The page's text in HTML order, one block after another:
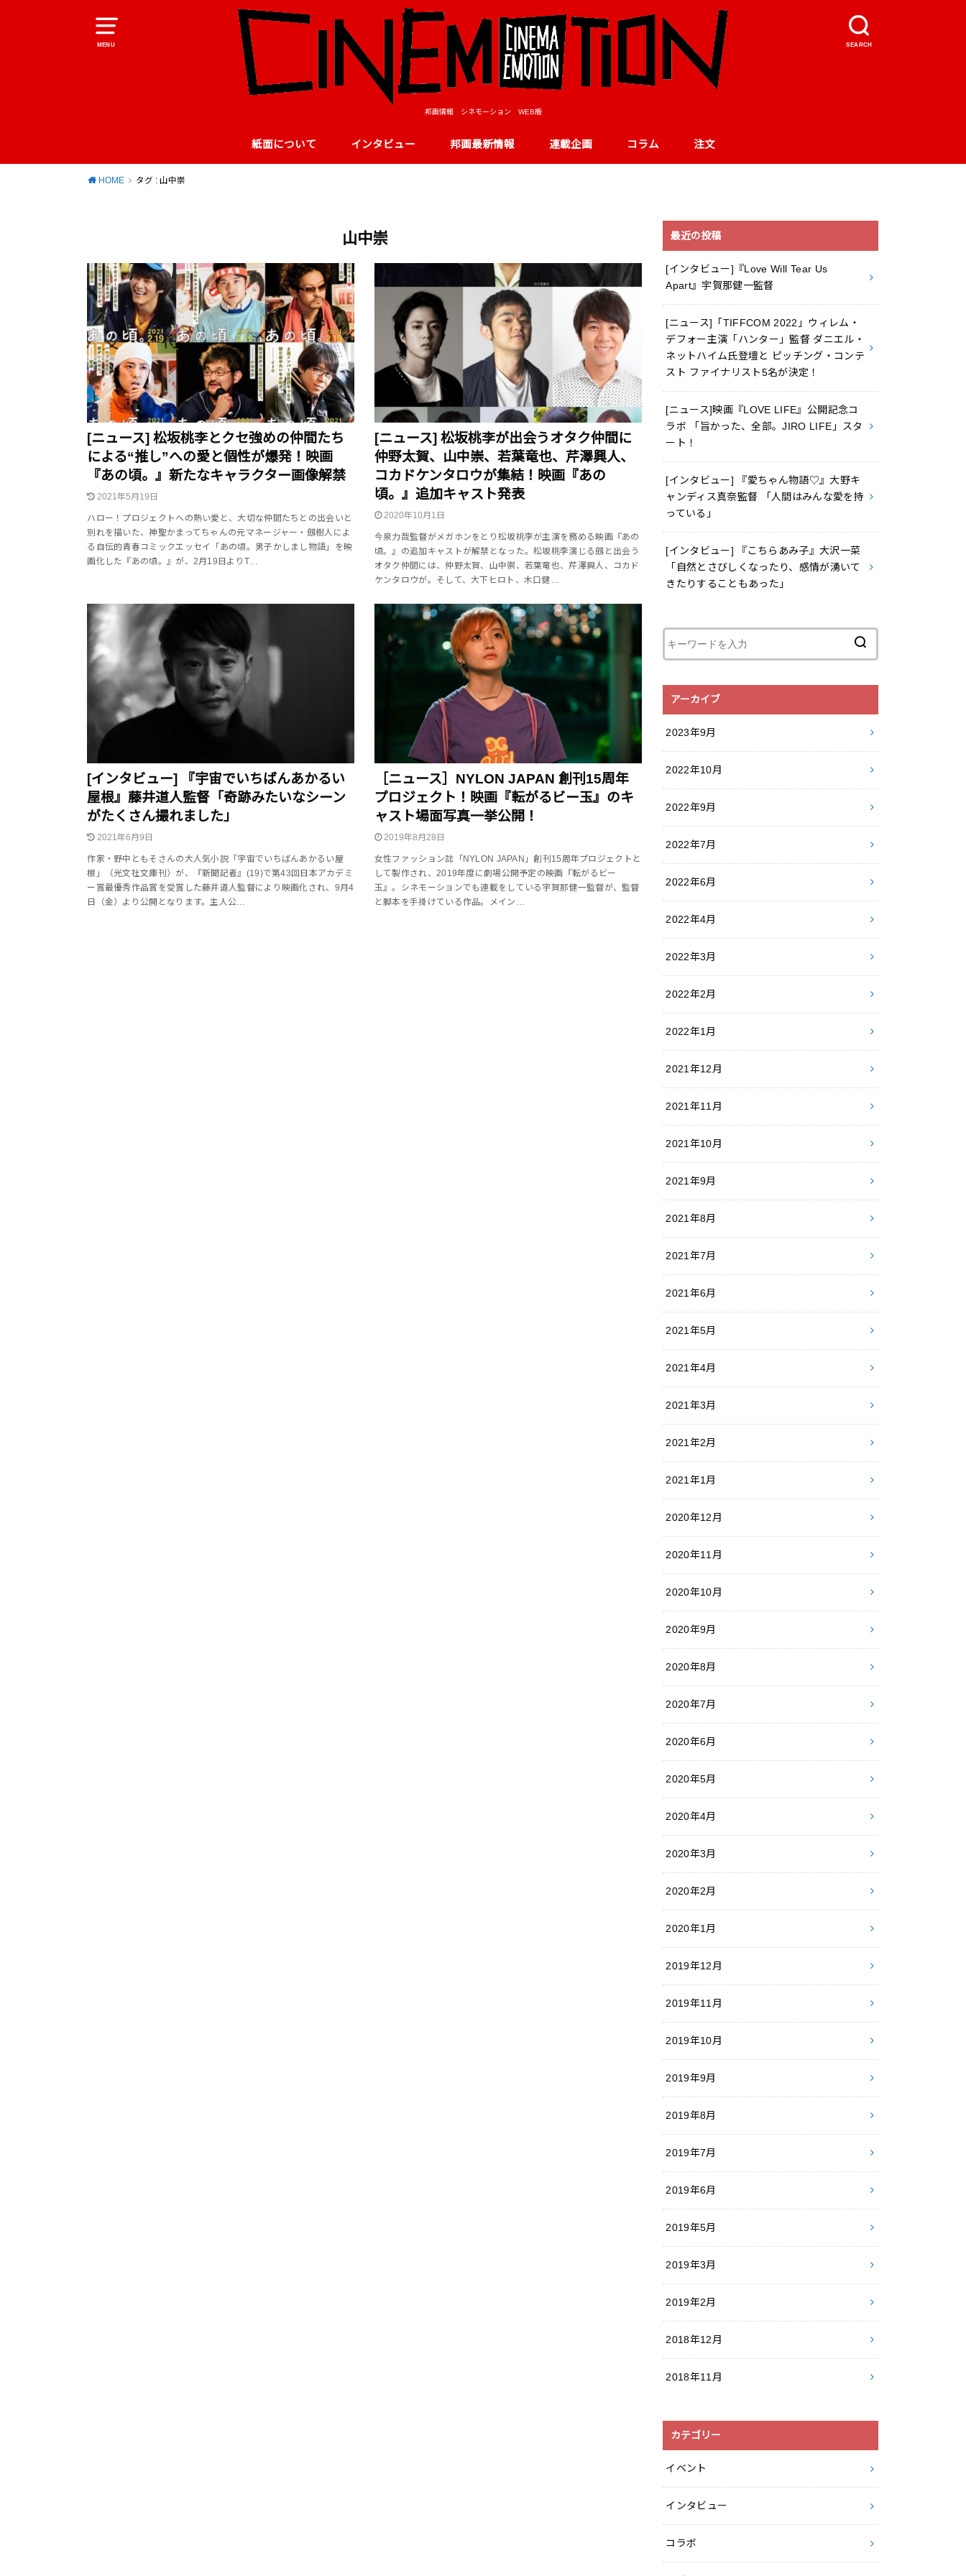
MENU SEARCH
邦画情報 シネモーション WEB版
紙面について インタビュー 邦画最新情報 連載企画 コラム 注文
HOME タグ : 山中崇
山中崇
[ニュース] 松坂桃李とクセ強めの仲間たち
による“推し”への愛と個性が爆発！映画
『あの頃。』新たなキャラクター画像解禁
2021年5月19日
ハロー！プロジェクトへの熱い愛と、大切な仲間たちとの出会いと
別れを描いた、神聖かまってちゃんの元マネージャー・劔樹人によ
る自伝的青春コミックエッセイ「あの頃。男子かしまし物語」を映
画化した『あの頃。』が、2月19日よりT…
[ニュース] 松坂桃李が出会うオタク仲間に
仲野太賀、山中崇、若葉竜也、芹澤興人、
コカドケンタロウが集結！映画『あの
頃。』追加キャスト発表
2020年10月1日
今泉力哉監督がメガホンをとり松坂桃李が主演を務める映画『あの
頃。』の追加キャストが解禁となった。松坂桃李演じる劔と出会う
オタク仲間には、仲野太賀、山中崇、若葉竜也、芹澤興人、コカド
ケンタロウが。そして、大下ヒロト、木口健…
[インタビュー] 『宇宙でいちばんあかるい
屋根』藤井道人監督「奇跡みたいなシーン
がたくさん撮れました」
2021年6月9日
作家・野中ともそさんの大人気小説「宇宙でいちばんあかるい屋
根」（光文社文庫刊）が、『新聞記者』(19)で第43回日本アカデミ
ー賞最優秀作品賞を受賞した藤井道人監督により映画化され、9月4
日（金）より公開となります。主人公…
［ニュース］NYLON JAPAN 創刊15周年
プロジェクト！映画『転がるビー玉』のキ
ャスト場面写真一挙公開！
2019年8月28日
女性ファッション誌「NYLON JAPAN」創刊15周年プロジェクトと
して製作され、2019年度に劇場公開予定の映画『転がるビー
玉』。シネモーションでも連載をしている宇賀那健一監督が、監督
と脚本を手掛けている作品。メイン…
最近の投稿
[インタビュー]『Love Will Tear Us
Apart』宇賀那健一監督
[ニュース]「TIFFCOM 2022」ウィレム・
デフォー主演「ハンター」監督 ダニエル・
ネットハイム氏登壇と ピッチング・コンテ
スト ファイナリスト5名が決定！
[ニュース]映画『LOVE LIFE』公開記念コ
ラボ 「旨かった、全部。JIRO LIFE」スタ
ート！
[インタビュー] 『愛ちゃん物語♡』大野キ
ャンディス真奈監督 「人間はみんな愛を持
っている」
[インタビュー] 『こちらあみ子』大沢一菜
「自然とさびしくなったり、感情が湧いて
きたりすることもあった」
アーカイブ
2023年9月
2022年10月
2022年9月
2022年7月
2022年6月
2022年4月
2022年3月
2022年2月
2022年1月
2021年12月
2021年11月
2021年10月
2021年9月
2021年8月
2021年7月
2021年6月
2021年5月
2021年4月
2021年3月
2021年2月
2021年1月
2020年12月
2020年11月
2020年10月
2020年9月
2020年8月
2020年7月
2020年6月
2020年5月
2020年4月
2020年3月
2020年2月
2020年1月
2019年12月
2019年11月
2019年10月
2019年9月
2019年8月
2019年7月
2019年6月
2019年5月
2019年3月
2019年2月
2018年12月
2018年11月
カテゴリー
イベント
インタビュー
コラボ